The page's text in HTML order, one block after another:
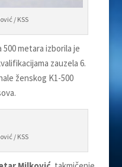
/ KSS
metara izborila je
zauzela 6.
ženskog K1-500
/ KSS